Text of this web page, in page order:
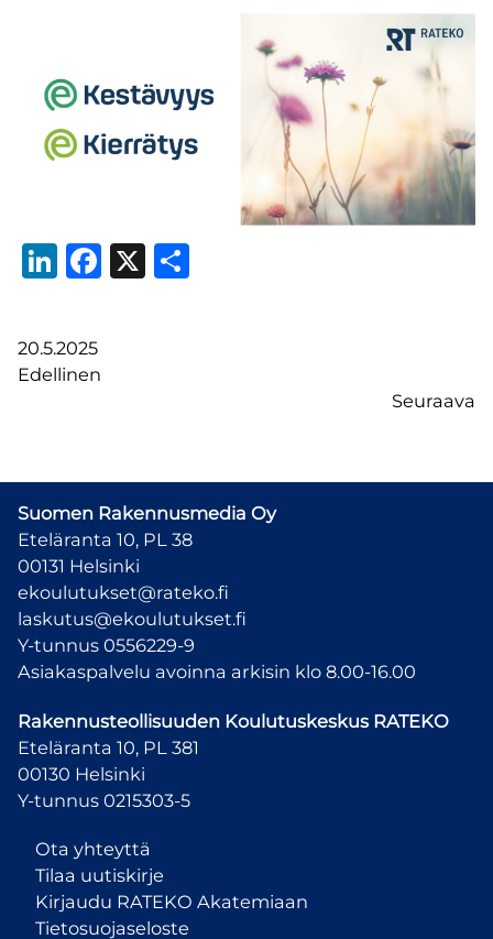
LinkedIn
Facebook
X
20.5.2025
Edellinen
Seuraava
Suomen Rakennusmedia Oy
Eteläranta 10, PL 38
00131 Helsinki
ekoulutukset@rateko.fi
laskutus@ekoulutukset.fi
Y-tunnus 0556229-9
Asiakaspalvelu avoinna arkisin klo 8.00-16.00
Rakennusteollisuuden Koulutuskeskus RATEKO
Eteläranta 10, PL 381
00130 Helsinki
Y-tunnus 0215303-5
Ota yhteyttä
Tilaa uutiskirje
Kirjaudu RATEKO Akatemiaan
Tietosuojaseloste